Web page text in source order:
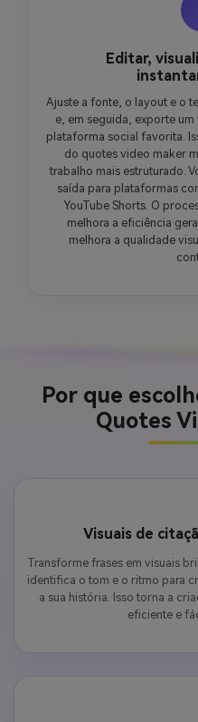
Editar,
Ajuste a fonte, o layout e o
e, em seguida, exporte
plataforma social favorita.
do quotes video maker
trabalho mais estruturado.
saída para plataformas
YouTube Shorts. O
melhora a eficiência
melhora a qualidade
Por que
Quotes
Visuais de
Transforme frases em visuais
identifica o tom e o ritmo para
a sua história. Isso torna a
eficiente e